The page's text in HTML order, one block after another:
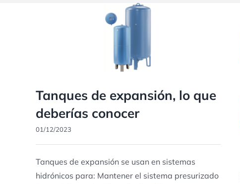
Tanques de expansión, lo que
deberías conocer
01/12/2023
Tanques de expansión se usan en sistemas
hidrónicos para: Mantener el sistema presurizado